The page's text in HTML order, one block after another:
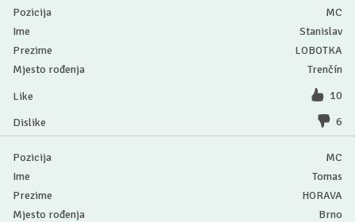
MC
Stanislav
LOBOTKA
Trenčín
10
6
MC
Tomas
HORAVA
Brno